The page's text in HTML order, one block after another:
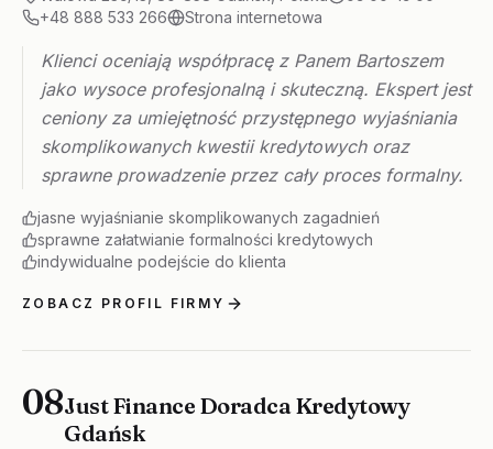
+48 888 533 266
Strona internetowa
Klienci oceniają współpracę z Panem Bartoszem
jako wysoce profesjonalną i skuteczną. Ekspert jest
ceniony za umiejętność przystępnego wyjaśniania
skomplikowanych kwestii kredytowych oraz
sprawne prowadzenie przez cały proces formalny.
jasne wyjaśnianie skomplikowanych zagadnień
sprawne załatwianie formalności kredytowych
indywidualne podejście do klienta
ZOBACZ PROFIL FIRMY
08Just Finance Doradca Kredytowy
Gdańsk